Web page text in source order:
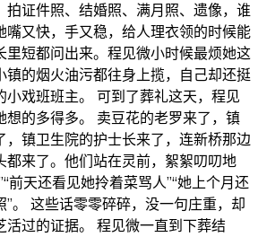
拍证件照、结婚照、满月照、遗像，谁
嘴又快，手又稳，给人理衣领的时候能
里短都问出来。程见微小时候最烦她这
镇的烟火油污都往身上揽，自己却还挺
小戏班班主。 可到了葬礼这天，程见
想的多得多。 卖豆花的老罗来了，镇
，镇卫生院的护士长来了，连新桥那边
都来了。他们站在灵前，絮絮叨叨地
前天还看见她拎着菜骂人”“她上个月还
。 这些话零零碎碎，没一句庄重，却
活过的证据。 程见微一直到下葬结